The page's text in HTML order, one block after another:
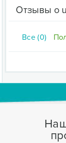
Отзывы о
Все (0)